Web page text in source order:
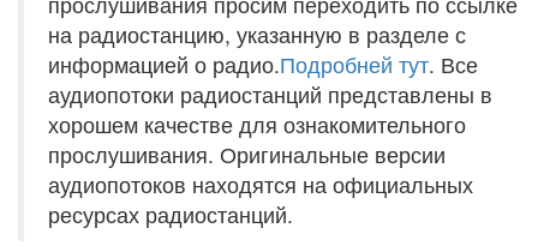
на радиостанцию, указанную в разделе с
информацией о радио.Подробней тут. Все
аудиопотоки радиостанций представлены в
хорошем качестве для ознакомительного
прослушивания. Оригинальные версии
аудиопотоков находятся на официальных
ресурсах радиостанций.